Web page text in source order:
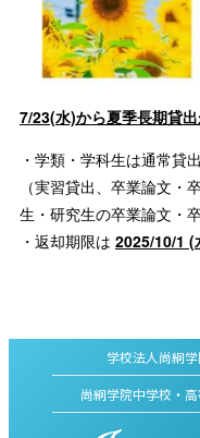
7/23(水)から夏季長期貸出
・学類・学科生は通常貸
（実習貸出、卒業論文
生・研究生の卒業論文・
・返却期限は 2025/10/1 (
学校法人尚絅学
尚絅学院中学校・